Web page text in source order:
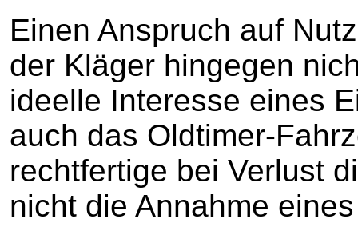
Einen Anspruch auf
der Kläger hingegen
ideelle Interesse eines
auch das Oldtimer-
rechtfertige bei Verlust
nicht die Annahme